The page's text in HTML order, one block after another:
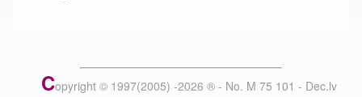
Copyright © 1997(2005) -2026 ® - No. M 75 101 - Dec.lv